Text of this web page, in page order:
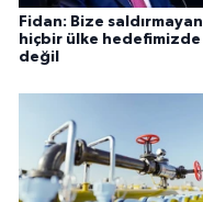
Fidan: Bize saldırmayan
hiçbir ülke hedefimizde
değil